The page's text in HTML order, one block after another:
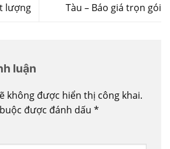
lượng
Tàu – Báo giá trọn gói
luận
không được hiển thị công khai.
được đánh dấu *